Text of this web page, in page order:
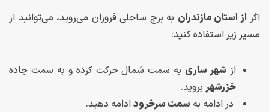
اگر از استان مازندران به برج ساحلی فروزان می‌روید، می‌توانید از
مسیر زیر استفاده کنید:
از شهر ساری به سمت شمال حرکت کرده و به سمت جاده
خزرشهر بروید.
در ادامه به سمت سرخرود ادامه دهید.